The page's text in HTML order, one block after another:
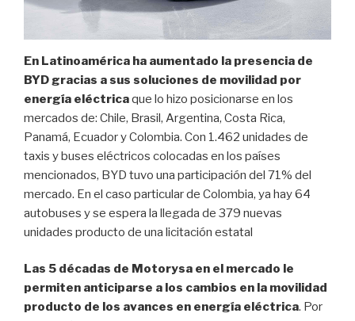
En Latinoamérica ha aumentado la presencia de
BYD gracias a sus soluciones de movilidad por
energía eléctricaque lo hizo posicionarse en los
mercados de: Chile, Brasil, Argentina, Costa Rica,
Panamá, Ecuador y Colombia. Con 1.462 unidades de
taxis y buses eléctricos colocadas en los países
mencionados, BYD tuvo una participación del 71% del
mercado. En el caso particular de Colombia, ya hay 64
autobuses y se espera la llegada de 379 nuevas
unidades producto de una licitación estatal
Las 5 décadas de Motorysa en el mercado le
permiten anticiparse a los cambios en la movilidad
producto de los avances en energía eléctrica. Por